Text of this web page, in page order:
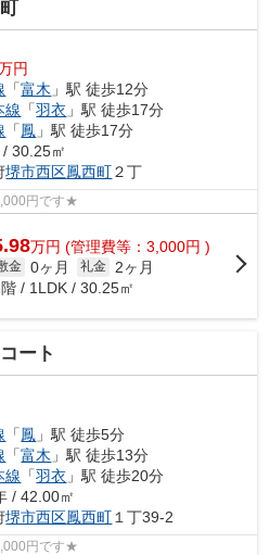
円
「富木 」駅 徒歩12分
線 「羽衣 」駅 徒歩17分
「鳳 」駅 徒歩17分
30.25㎡
堺市西区鳳西町２丁
円です★
万円 (管理費等：3,000円 )
金 0ヶ月 礼金
2ヶ月
/ 1LDK / 30.25㎡
ート
「鳳 」駅 徒歩5分
「富木 」駅 徒歩13分
線 「羽衣 」駅 徒歩20分
/ 42.00㎡
堺市西区鳳西町 １丁39-2
円です★